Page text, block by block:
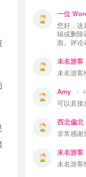
您好，这
辑或删除
面。评论
未名游客
未名游客
Amy
可以直接
西北偏北
非常感谢
未名游客
未名游客